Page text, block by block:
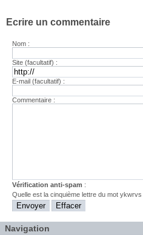
Ecrire un commentaire
Nom :
Site (facultatif) :
E-mail (facultatif) :
Commentaire :
Vérification anti-spam :
Quelle est lacinquième lettre du motykwrvs
Navigation